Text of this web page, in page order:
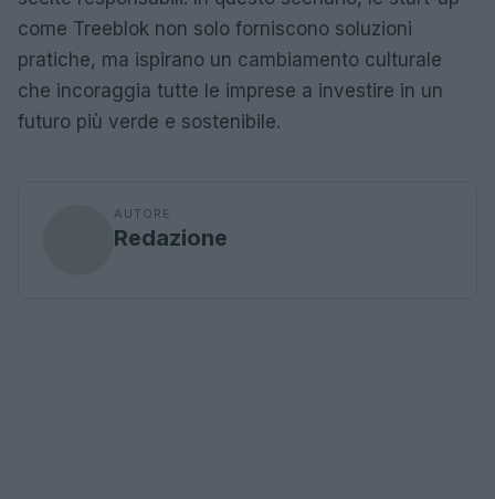
come Treeblok non solo forniscono soluzioni
pratiche, ma ispirano un cambiamento culturale
che incoraggia tutte le imprese a investire in un
futuro più verde e sostenibile.
AUTORE
Redazione